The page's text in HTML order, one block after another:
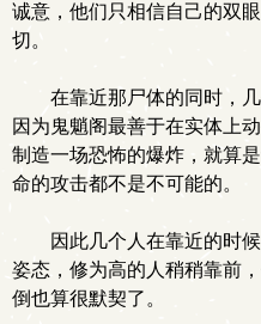
诚意，他们只相信自己的双
切。
在靠近那尸体的同时，
因为鬼魈阁最善于在实体上
制造一场恐怖的爆炸，就算
命的攻击都不是不可能的。
因此几个人在靠近的时
姿态，修为高的人稍稍靠前
倒也算很默契了。